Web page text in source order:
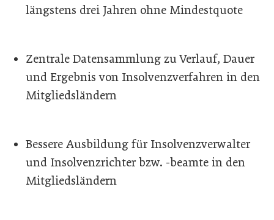
längstens drei Jahren ohne Mindestquote
Zentrale Datensammlung zu Verlauf, Dauer
und Ergebnis von Insolvenzverfahren in den
Mitgliedsländern
Bessere Ausbildung für Insolvenzverwalter
und Insolvenzrichter bzw. -beamte in den
Mitgliedsländern